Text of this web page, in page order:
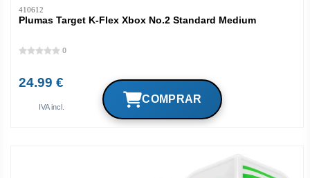
410612
Plumas Target K-Flex Xbox No.2 Standard Medium
0
24.99 €
IVA incl.